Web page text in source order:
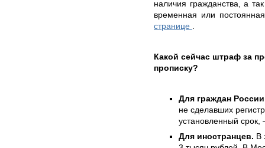
наличия гражданства, а
временная или
странице .
Какой сейчас штраф за
прописку?
Для граждан России
не сделавших
установленный срок,
Для иностранцев. В